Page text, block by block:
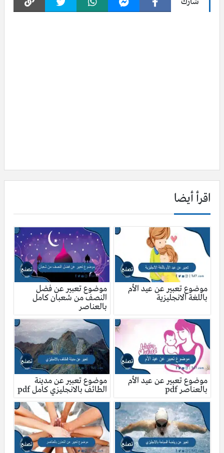
اقرأ أيضا
موضوع تعبير عن عيد الأم
باللغة الانجليزية
موضوع تعبير عن فضل
النصف من شعبان كامل
بالعناصر
موضوع تعبير عن عيد الأم
بالعناصر pdf
موضوع تعبير عن مدينة
الطائف بالانجليزي كامل pdf